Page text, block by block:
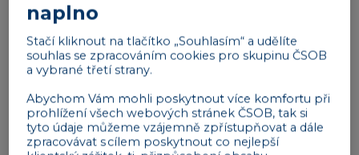
Podávat souhrnné hlášení k DPH je
služby plátcům DPH v jiných zemích EU. Pokud
tedy dodáváte zboží nebo poskytuje služby v jiném
státě EU výhradně neplátcům DPH a
nepodnikatelům, povinnost se vás netýká.
Souhrnné hlášení se podává finanční správě
naplno
Stačí kliknout na tlačítko „Souhlasím“ a udělíte
souhlas se zpracováním cookies pro skupinu ČSOB
a vybrané třetí strany.
Abychom Vám mohli poskytnout více komfortu při
prohlížení všech webových stránek ČSOB, tak si
tyto údaje můžeme vzájemně zpřístupňovat a dále
zpracovávat s cílem poskytnout co nejlepší